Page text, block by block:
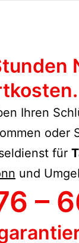
Ihren
oder
für
und
–